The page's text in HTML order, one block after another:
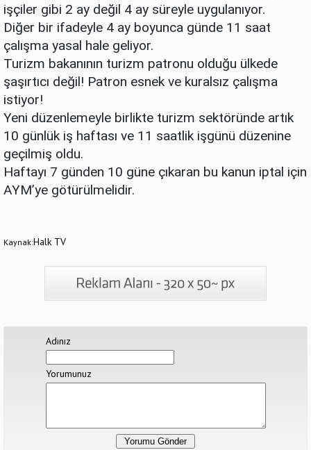
işçiler gibi 2 ay değil 4 ay süreyle uygulanıyor.
Diğer bir ifadeyle 4 ay boyunca günde 11 saat
çalışma yasal hale geliyor.
Turizm bakanının turizm patronu olduğu ülkede
şaşırtıcı değil! Patron esnek ve kuralsız çalışma
istiyor!
Yeni düzenlemeyle birlikte turizm sektöründe artık
10 günlük iş haftası ve 11 saatlik işgünü düzenine
geçilmiş oldu.
Haftayı 7 günden 10 güne çıkaran bu kanun iptal için
AYM’ye götürülmelidir.